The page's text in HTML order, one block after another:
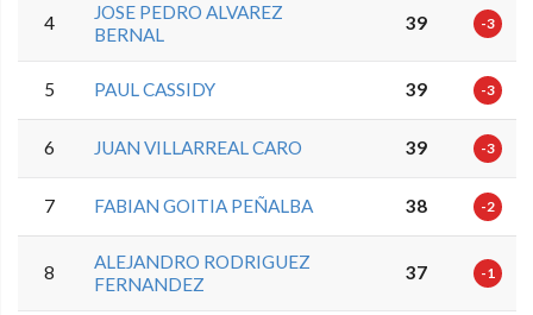
4
JOSE PEDRO ALVAREZ
BERNAL
39 -3
5 PAUL CASSIDY 39 -3
6 JUAN VILLARREAL CARO 39 -3
7 FABIAN GOITIA PEÑALBA 38 -2
8
ALEJANDRO RODRIGUEZ
FERNANDEZ
37 -1